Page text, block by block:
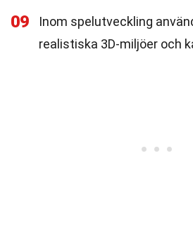
09
Inom spelutveckling
realistiska 3D-miljöer och